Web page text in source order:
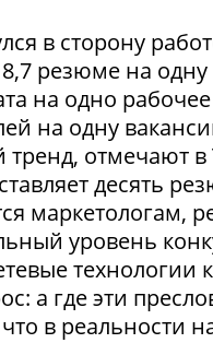
в сторону
8,7 резюме на
на одно
на одну
отмечают в
десять
маркетологам,
уровень
а где эти
в реальности